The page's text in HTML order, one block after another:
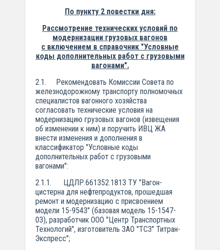
По пункту 2 повестки дня:
Рассмотрение технических условий по
модернизации грузовых вагонов
с включением в справочник "Условные
коды дополнительных работ с грузовыми
вагонами".
2.1. Рекомендовать Комиссии Совета по
железнодорожному транспорту полномочных
специалистов вагонного хозяйства
согласовать технические условия на
модернизацию грузовых вагонов (извещения
об изменении к ним) и поручить ИВЦ ЖА
внести изменения и дополнения в
классификатор "Условные коды
дополнительных работ с грузовыми
вагонами":
2.1.1. ЦДЛР.661352.1813 ТУ "Вагон-
цистерна для нефтепродуктов, прошедшая
ремонт и модернизацию с присвоением
модели 15-9543" (базовая модель 15-1547-
03), разработчик ООО "Центр Транспортных
Технологий", изготовитель ЗАО "ТСЗ" Титран-
Экспресс";